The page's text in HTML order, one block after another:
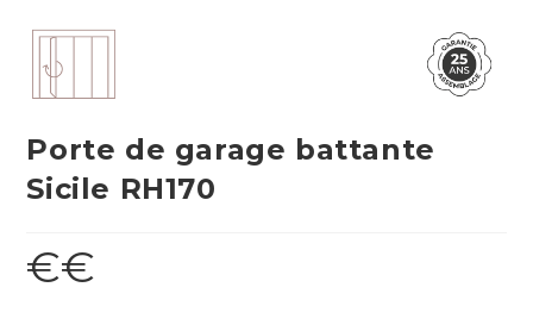
Porte de garage battante
Sicile RH170
€€